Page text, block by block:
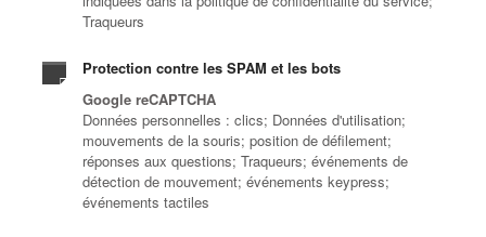
Traqueurs
Protection contre les SPAM et les bots
Google reCAPTCHA
Données personnelles : clics; Données d'utilisation;
mouvements de la souris; position de défilement;
réponses aux questions; Traqueurs; événements de
détection de mouvement; événements keypress;
événements tactiles